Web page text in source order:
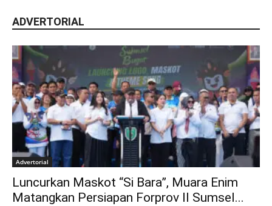
ADVERTORIAL
Advertorial
Luncurkan Maskot “Si Bara”, Muara Enim
Matangkan Persiapan Forprov II Sumsel...